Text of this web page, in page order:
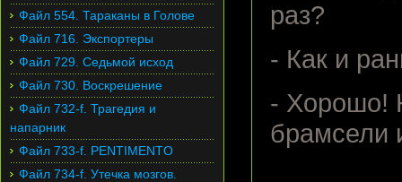
раз?
- Как и
- Хорошо!
брамсели
Файл 554. Тараканы в Голове
Файл 716. Экспортеры
Файл 729. Седьмой исход
Файл 730. Воскрешение
Файл 732-f. Трагедия и
напарник
Файл 733-f. PENTIMENTO
Файл 734-f. Утечка мозгов.